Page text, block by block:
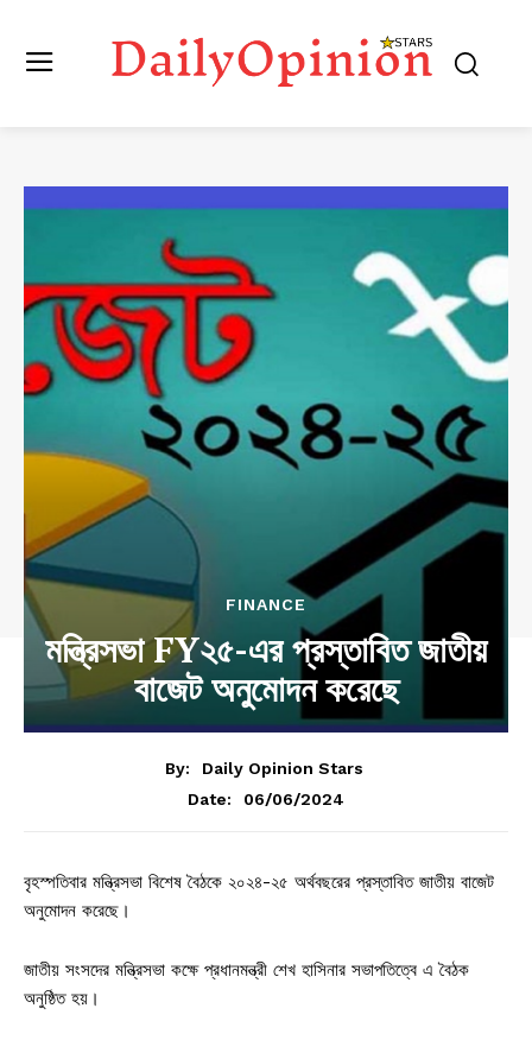
FINANCE
মন্ত্রিসভা FY২৫-এর প্রস্তাবিত জাতীয়
বাজেট অনুমোদন করেছে
By:
Daily Opinion Stars
Date:
06/06/2024
বৃহস্পতিবার মন্ত্রিসভা বিশেষ বৈঠকে ২০২৪-২৫ অর্থবছরের প্রস্তাবিত জাতীয় বাজেট
অনুমোদন করেছে।
জাতীয় সংসদের মন্ত্রিসভা কক্ষে প্রধানমন্ত্রী শেখ হাসিনার সভাপতিত্বে এ বৈঠক
অনুষ্ঠিত হয়।